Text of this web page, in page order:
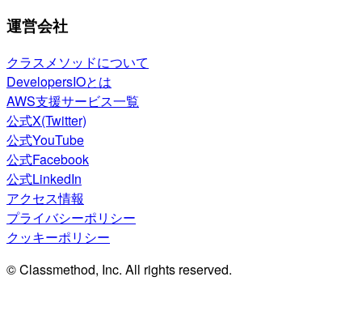
運営会社
クラスメソッドについて
DevelopersIOとは
AWS支援サービス一覧
公式X(Twitter)
公式YouTube
公式Facebook
公式LinkedIn
アクセス情報
プライバシーポリシー
クッキーポリシー
© Classmethod, Inc. All rights reserved.